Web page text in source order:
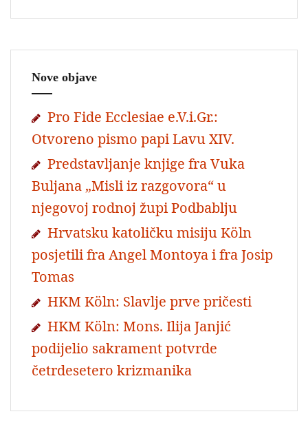
Nove objave
Pro Fide Ecclesiae e.V.i.Gr.:
Otvoreno pismo papi Lavu XIV.
Predstavljanje knjige fra Vuka
Buljana „Misli iz razgovora“ u
njegovoj rodnoj župi Podbablju
Hrvatsku katoličku misiju Köln
posjetili fra Angel Montoya i fra Josip
Tomas
HKM Köln: Slavlje prve pričesti
HKM Köln: Mons. Ilija Janjić
podijelio sakrament potvrde
četrdesetero krizmanika